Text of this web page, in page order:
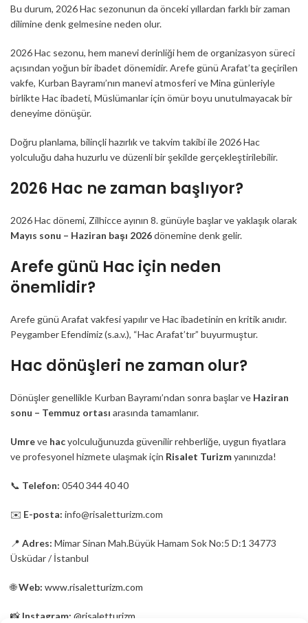
Bu durum, 2026 Hac sezonunun da önceki yıllardan farklı bir zaman
dilimine denk gelmesine neden olur.
2026 Hac sezonu, hem manevi derinliği hem de organizasyon süreci
açısından yoğun bir ibadet dönemidir. Arefe günü Arafat’ta geçirilen
vakfe, Kurban Bayramı’nın manevi atmosferi ve Mina günleriyle
birlikte Hac ibadeti, Müslümanlar için ömür boyu unutulmayacak bir
deneyime dönüşür.
Doğru planlama, bilinçli hazırlık ve takvim takibi ile 2026 Hac
yolculuğu daha huzurlu ve düzenli bir şekilde gerçekleştirilebilir.
2026 Hac ne zaman başlıyor?
2026 Hac dönemi, Zilhicce ayının 8. günüyle başlar ve yaklaşık olarak
Mayıs sonu – Haziran başı 2026dönemine denk gelir.
Arefe günü Hac için neden
önemlidir?
Arefe günü Arafat vakfesi yapılır ve Hac ibadetinin en kritik anıdır.
Peygamber Efendimiz (s.a.v.), “Hac Arafat’tır” buyurmuştur.
Hac dönüşleri ne zaman olur?
Dönüşler genellikle Kurban Bayramı’ndan sonra başlar ve Haziran
sonu – Temmuz ortası arasında tamamlanır.
Umreve hacyolculuğunuzda güvenilir rehberliğe, uygun fiyatlara
ve profesyonel hizmete ulaşmak için Risalet Turizmyanınızda!
📞 Telefon: 0540 344 40 40
✉️ E-posta: info@risaletturizm.com
📍 Adres: Mimar Sinan Mah.Büyük Hamam Sok No:5 D:1 34773
Üsküdar / İstanbul
🌐Web: www.risaletturizm.com
📸 Instagram: @risaletturizm